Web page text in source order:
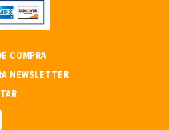
COMPRA
NEWSLETTER